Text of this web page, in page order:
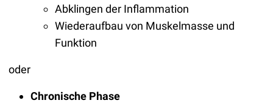
Abklingen der Inflammation
Wiederaufbau von Muskelmasse und
Funktion
oder
Chronische Phase